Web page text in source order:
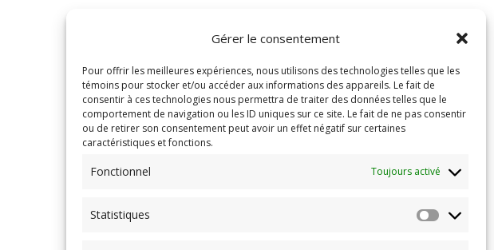
Gérer le consentement
Pour offrir les meilleures expériences, nous utilisons des technologies telles que les
témoins pour stocker et/ou accéder aux informations des appareils. Le fait de
consentir à ces technologies nous permettra de traiter des données telles que le
comportement de navigation ou les ID uniques sur ce site. Le fait de ne pas consentir
ou de retirer son consentement peut avoir un effet négatif sur certaines
caractéristiques et fonctions.
Fonctionnel Toujours activé
Statistiques